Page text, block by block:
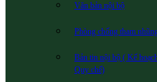
Văn bản nội bộ
Phòng chống tham
Bản tin nội bộ ( Kế
Quy chế)